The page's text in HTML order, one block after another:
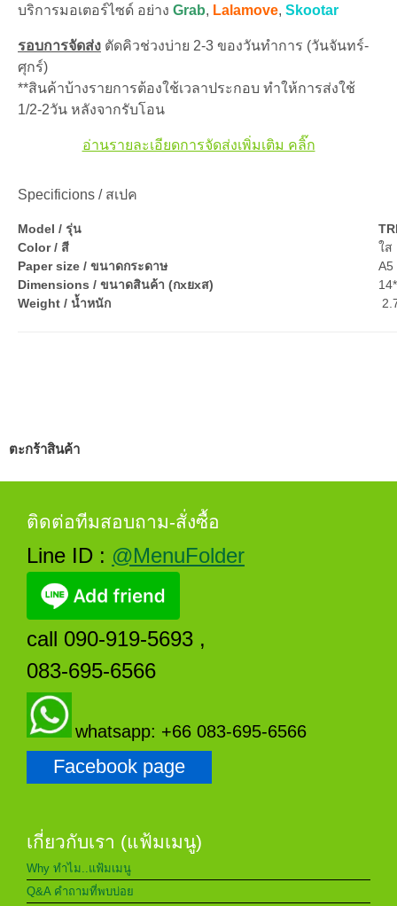
บริการมอเตอร์ไซด์ อย่าง Grab, Lalamove, Skootar
รอบการจัดส่ง ตัดคิวช่วงบ่าย 2-3 ของวันทำการ (วันจันทร์-
ศุกร์)
**สินค้าบ้างรายการต้องใช้เวลาประกอบ ทำให้การส่งใช้
1/2-2วัน หลังจากรับโอน
อ่านรายละเอียดการจัดส่งเพิ่มเติม คลิ๊ก
Specificions / สเปค
Model / รุ่น
Color / สี
ใส
Paper size / ขนาดกระดาษ
A5
Dimensions / ขนาดสินค้า (กxยxส)
Weight / น้ำหนัก
ตะกร้าสินค้า
ติดต่อทีมสอบถาม-สั่งซื้อ
Line ID : @MenuFolder
call 090-919-5693 ,
083-695-6566
whatsapp: +66 083-695-6566
Facebook page
เกี่ยวกับเรา (แฟ้มเมนู)
Why ทำไม..แฟ้มเมนู
Q&A คำถามที่พบบ่อย